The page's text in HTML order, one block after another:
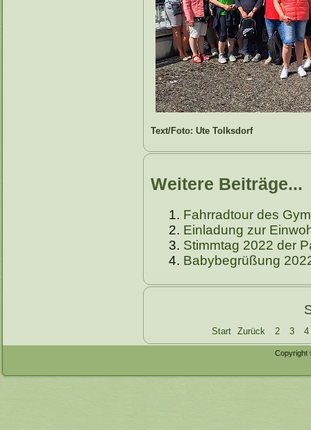
Text/Foto: Ute Tolksdorf
Weitere Beiträge...
Fahrradtour des
Einladung zur
Stimmtag 2022 der
Babybegrüßung
Start Zurück 2 3 4
Copyright